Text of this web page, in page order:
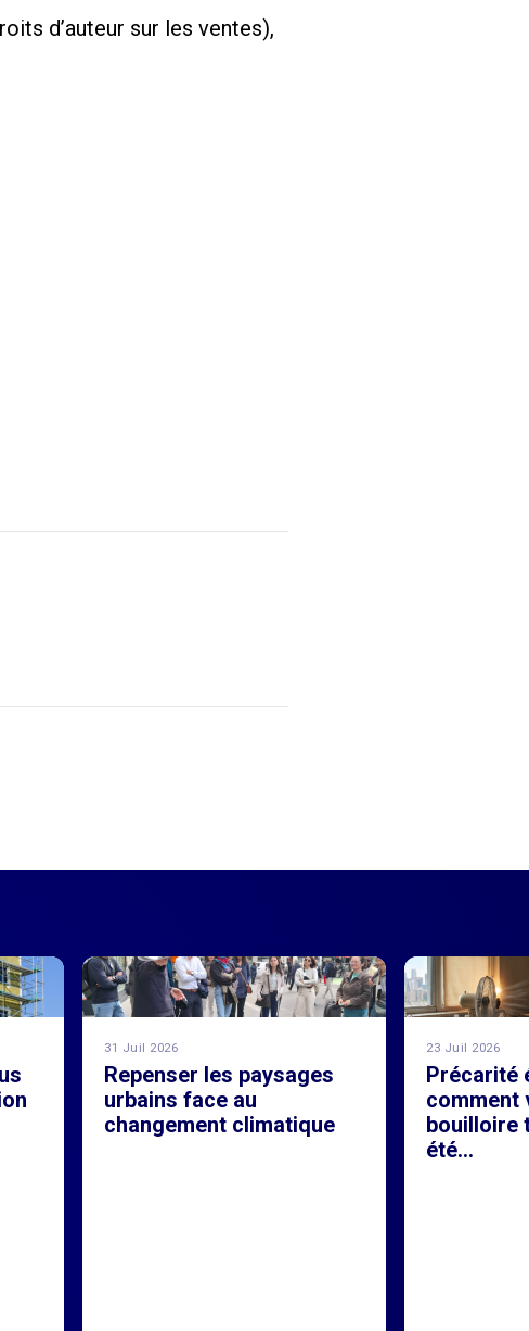
d’auteur sur les ventes),
31 Juil 2026
Repenser les paysages
urbains face au
changement climatique
23 Juil 2026
Précarité
comment
bouilloire
été...